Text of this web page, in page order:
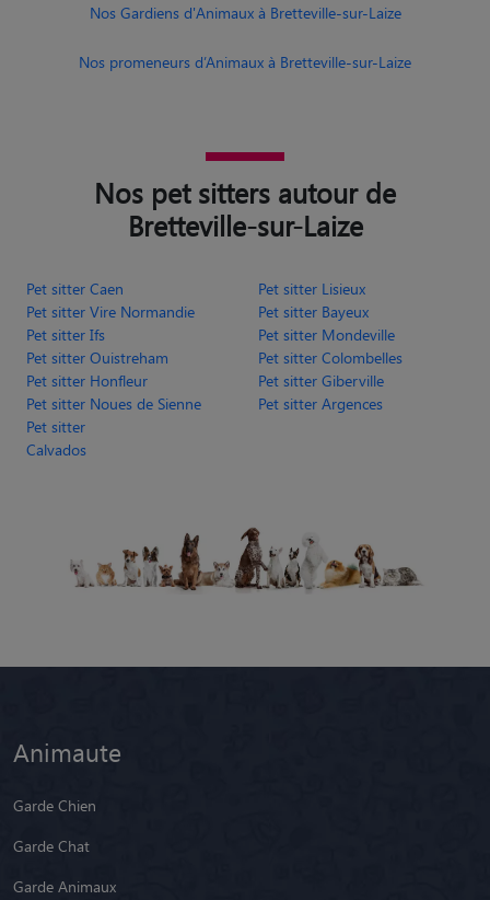
Nos Gardiens d'Animaux à Bretteville-sur-Laize
Nos promeneurs d’Animaux à Bretteville-sur-Laize
Nos pet sitters autour de
Bretteville-sur-Laize
Pet sitter Caen
Pet sitter Lisieux
Pet sitter Vire Normandie
Pet sitter Bayeux
Pet sitter Ifs
Pet sitter Mondeville
Pet sitter Ouistreham
Pet sitter Colombelles
Pet sitter Honfleur
Pet sitter Giberville
Pet sitter Noues de Sienne
Pet sitter Argences
Pet sitter
Calvados
Animaute
Garde Chien
Garde Chat
Garde Animaux